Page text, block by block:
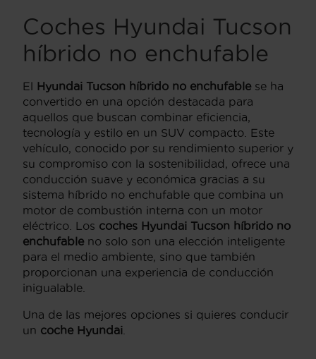
Coches Hyundai Tucson
híbrido no enchufable
El Hyundai Tucson híbrido no enchufable se ha
convertido en una opción destacada para
aquellos que buscan combinar eficiencia,
tecnología y estilo en un SUV compacto. Este
vehículo, conocido por su rendimiento superior y
su compromiso con la sostenibilidad, ofrece una
conducción suave y económica gracias a su
sistema híbrido no enchufable que combina un
motor de combustión interna con un motor
eléctrico. Los coches Hyundai Tucson híbrido no
enchufable no solo son una elección inteligente
para el medio ambiente, sino que también
proporcionan una experiencia de conducción
inigualable.
Una de las mejores opciones si quieres conducir
un coche Hyundai